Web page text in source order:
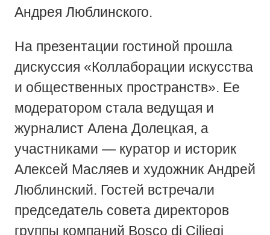
Андрея Люблинского.
На презентации гостиной прошла
дискуссия «Коллаборации искусства
и общественных пространств». Ее
модератором стала ведущая и
журналист Алена Долецкая, а
участниками — куратор и историк
Алексей Масляев и художник Андрей
Люблинский. Гостей встречали
председатель совета директоров
группы компаний Bosco di Ciliegi